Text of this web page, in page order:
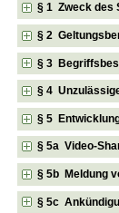
§ 1 Zweck des
§ 2
§ 3
§ 4
§ 5
§ 5a Video-
§ 5b Meldung
§ 5c